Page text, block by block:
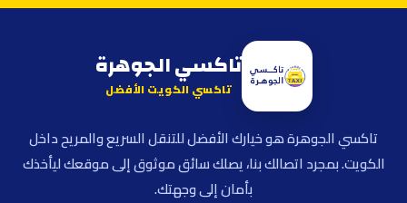
تاكسي الجوهرة
تاكسي الكويت الأفضل
تاكسي الجوهرة هو خيارك الأفضل للتنقل السريع والمريح داخل
الكويت. بمجرد اتصالك بنا، يصلك سائق موثوق إلى موقعك ليأخذك
بأمان إلى وجهتك.